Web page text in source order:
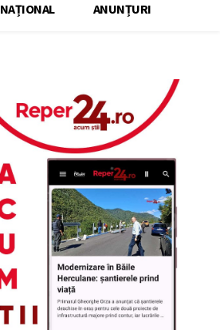
NAȚIONAL ANUNȚURI